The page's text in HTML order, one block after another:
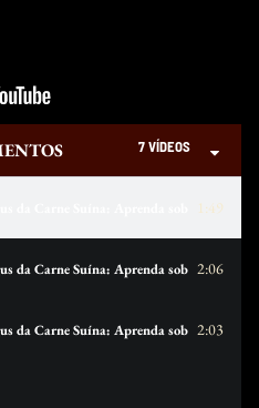
7 VÍDEOS
da Carne Suína: Aprenda sobre o Short
1:49
da Carne Suína: Aprenda sobre o2:06
da Carne Suína: Aprenda sobre o2:03